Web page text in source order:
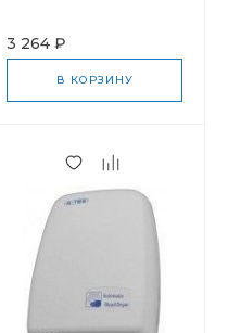
3 264 ₽
В КОРЗИНУ